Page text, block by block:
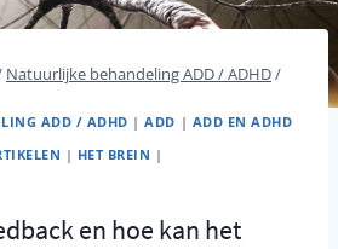
Natuurlijke behandeling ADD / ADHD/
ADD / ADHD |ADD | ADD EN ADHD
| HET BREIN |
en hoe kan het